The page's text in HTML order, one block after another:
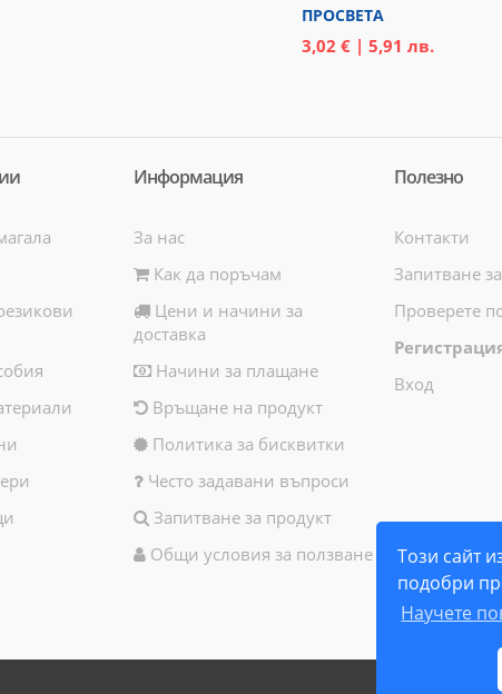
Този сайт
подобри
Научете
ПРОСВЕТА
3,02 € | 5,91 лв.
Информация
За нас
Как да поръчам
Цени и начини за
доставка
Начини за плащане
Връщане на продукт
Политика за бисквитки
Често задавани въпроси
Запитване за продукт
Общи условия за ползване
Полезно
Контакти
Запитване
Проверете
Вход